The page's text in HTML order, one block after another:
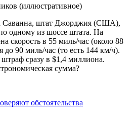
(иллюстративное)
Саванна, штат Джорджия (США),
одному из шоссе штата. На
скорость в 55 миль/час (около 88
до 90 миль/час (то есть 144 км/ч).
сразу в $1,4 миллиона.
сумма?
обстоятельства